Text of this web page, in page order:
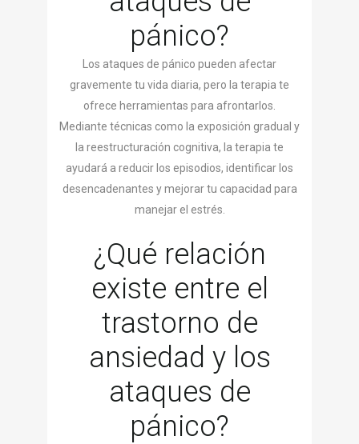
pánico?
Los ataques de pánico pueden afectar
gravemente tu vida diaria, pero la terapia te
ofrece herramientas para afrontarlos.
Mediante técnicas como la exposición gradual y
la reestructuración cognitiva, la terapia te
ayudará a reducir los episodios, identificar los
desencadenantes y mejorar tu capacidad para
manejar el estrés.
¿Qué relación
existe entre el
trastorno de
ansiedad y los
ataques de
pánico?